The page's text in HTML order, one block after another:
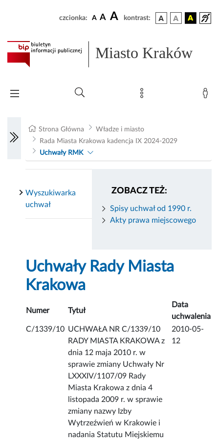
czcionka: A A A kontrast:
Miasto Kraków
Strona Główna
Władze i miasto
Rada Miasta Krakowa kadencja IX 2024-2029
Uchwały RMK
ZOBACZ TEŻ:
Spisy uchwał od 1990 r.
Akty prawa miejscowego
Wyszukiwarka
uchwał
Uchwały Rady Miasta
Krakowa
Numer Tytuł
Data
uchwalenia
C/1339/10 UCHWAŁA NR C/1339/10
RADY MIASTA KRAKOWA z
dnia 12 maja 2010 r. w
sprawie zmiany Uchwały Nr
LXXXIV/1107/09 Rady
Miasta Krakowa z dnia 4
listopada 2009 r. w sprawie
zmiany nazwy Izby
Wytrzeźwień w Krakowie i
nadania Statutu Miejskiemu
2010-05-
12